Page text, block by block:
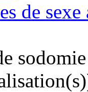
de sexe